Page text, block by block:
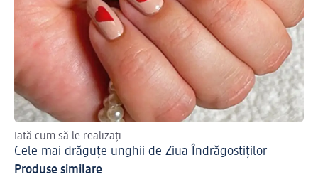
Iată cum să le realizați
Cele mai drăguțe unghii de Ziua Îndrăgostiților
Produse similare